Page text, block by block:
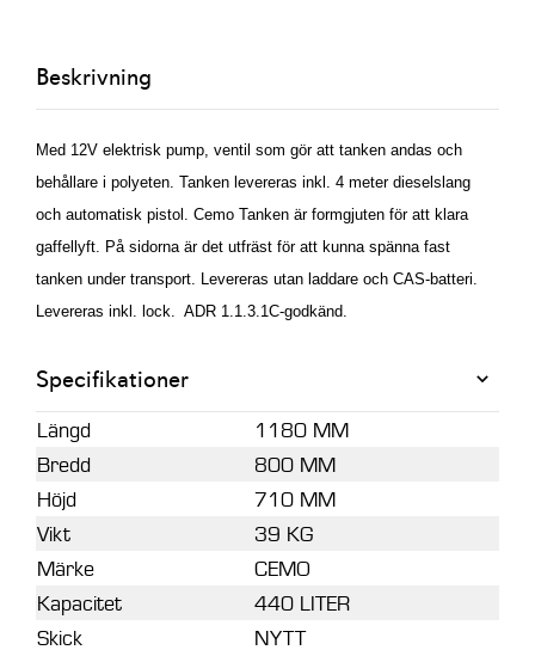
18V
CAS-
stomme
30
Lit
/
Min
med
mängd
Beskrivning
Med 12V elektrisk pump, ventil som gör att tanken andas och
behållare i polyeten. Tanken levereras inkl. 4 meter dieselslang
och automatisk pistol. Cemo Tanken är formgjuten för att klara
gaffellyft. På sidorna är det utfräst för att kunna spänna fast
tanken under transport. Levereras utan laddare och CAS-batteri.
Levereras inkl. lock. ADR 1.1.3.1C-godkänd.
Specifikationer
Längd
1180 MM
Bredd
800 MM
Höjd
710 MM
Vikt
39 KG
Märke
CEMO
Kapacitet
440 LITER
Skick
NYTT